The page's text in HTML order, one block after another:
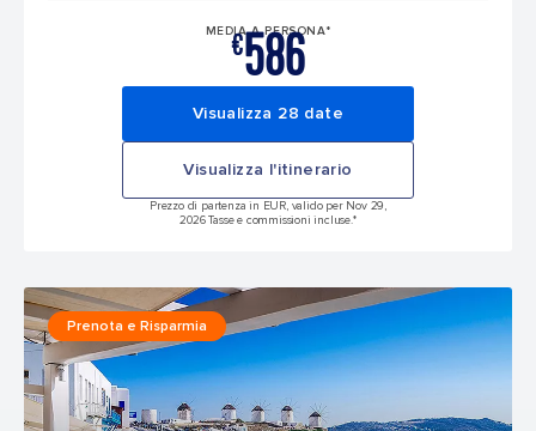
MEDIA A PERSONA*
€586
Visualizza 28 date
Visualizza l'itinerario
Prezzo di partenza in EUR, valido per Nov 29,
2026 Tasse e commissioni incluse.*
Prenota e Risparmia